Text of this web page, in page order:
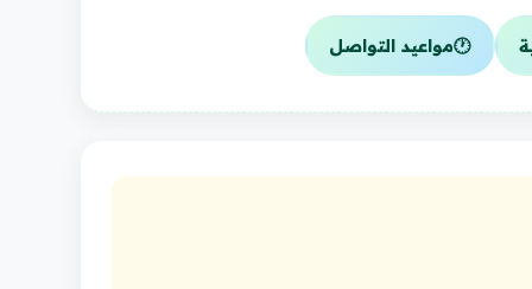
🕐مواعيد التواصل